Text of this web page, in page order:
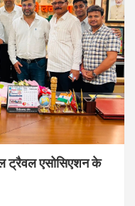
ट्रैवल एसोसिएशन के